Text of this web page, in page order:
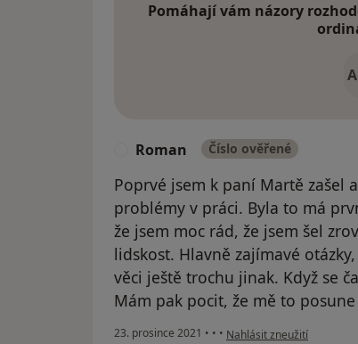
Pomáhají vám názory
Roman Číslo ověřené
Poprvé jsem k paní Martě zašel
problémy v práci. Byla to má
že jsem moc rád, že jsem šel
lidskost. Hlavně zajímavé
věci ještě trochu jinak. Když se
Mám pak pocit, že mě to
23. prosince 2021 • • • podle názoru uživatele
Nahlásit zneužití